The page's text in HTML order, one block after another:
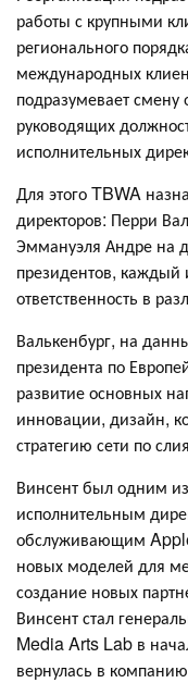
работы с крупными
регионального
международных
подразумевает
руководящих
исполнительных
Для этого TBWA
директоров: Перри
Эммануэля Андре на
президентов, каждый
ответственность в
Валькенбург, на
президента по
развитие основных
инновации, дизайн,
стратегию сети по
Винсент был одним
исполнительным
обслуживающим
новых моделей для
создание новых
Винсент стал
Media Arts Lab в
вернулась в